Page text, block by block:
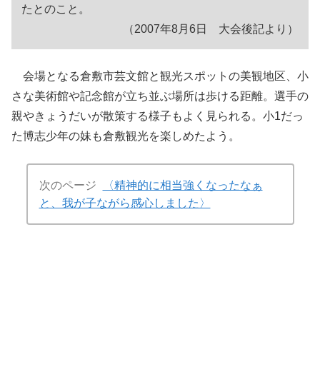
たとのこと。
（2007年8月6日 大会後記より）
会場となる倉敷市芸文館と観光スポットの美観地区、小
さな美術館や記念館が立ち並ぶ場所は歩ける距離。選手の
親やきょうだいが散策する様子もよく見られる。小1だっ
た博志少年の妹も倉敷観光を楽しめたよう。
次のページ
〈精神的に相当強くなったなぁ
と、我が子ながら感心しました〉